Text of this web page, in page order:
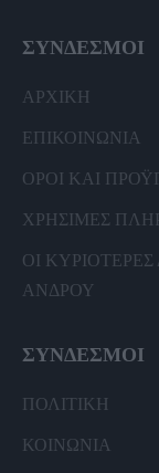
ΣΥΝΔΕΣΜΟΙ
ΑΡΧΙΚΗ
ΕΠΙΚΟΙΝΩΝΙΑ
ΟΡΟΙ ΚΑΙ
ΧΡΗΣΙΜΕΣ
ΟΙ
ΑΝΔΡΟΥ
ΣΥΝΔΕΣΜΟΙ
ΠΟΛΙΤΙΚΗ
ΚΟΙΝΩΝΙΑ